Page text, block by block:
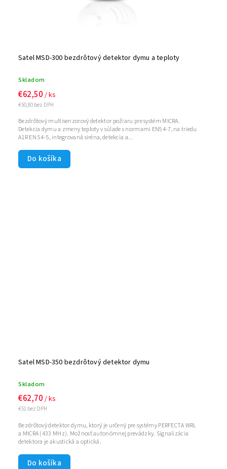
Satel MSD-300 bezdrôtový detektor dymu a teploty
Skladom
€50,80 bez DPH
€62,50 / ks
Do košíka
Bezdrôtový multisenzorový detektor požiaru pre systém MICRA.
Detekcia dymu a zmeny teploty v súlade s normami EN54-7, na triedu
A1R EN 54-5, integrovaná siréna, detekcia a...
Satel MSD-350 bezdrôtový detektor dymu
Skladom
€51 bez DPH
€62,70 / ks
Do košíka
Bezdrôtový detektor dymu, ktorý je určený pre systémy PERFECTA WRL
a MICRA (433 MHz). Možnosť autonómnej prevádzky. Signalizácia
detektora je akustická a optická.